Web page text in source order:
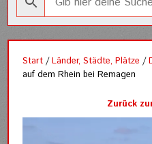
Start /Länder, Städte, Plätze /
auf dem Rhein bei Remagen
Zurück